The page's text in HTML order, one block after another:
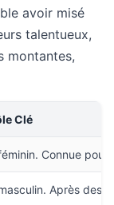
avoir misé
talentueux,
montantes,
Clé
Connue
Après des